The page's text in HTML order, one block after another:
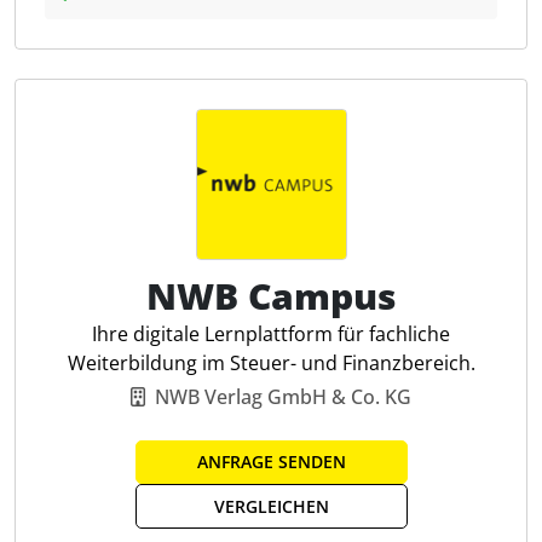
erlaubt den direkten Zugriff der Steuerberatung auf
relevante Finanzdaten. Nutzer haben die
Möglichkeit, Unterkonten mit individueller IBAN
verwalten und Zahlungen zu terminieren. Für
Steuerfachleute bietet das Tool durch Belegimport,
Mandantendaten eine strukturierte und
zeitsparende Zusammenarbeit.
SEPA-Echtzeitüberweisungen
Automatisierte Rechnungen
Mehrere Unterkonten
Virtuelle Firmenkarten
Ausgabenbudgets verwalten
E-Rechnungen verarbeiten
Externe Konten integrieren
NWB Campus
Ihre digitale Lernplattform für fachliche
Weiterbildung im Steuer- und Finanzbereich.
NWB Verlag GmbH & Co. KG
ANFRAGE SENDEN
VERGLEICHEN